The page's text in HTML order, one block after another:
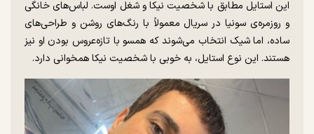
این استایل مطابق با شخصیت نیکا و شغل اوست. لباس‌های خانگی
و روزمره‌ی سونیا در سریال معمولاً با رنگ‌های روشن و طراحی‌های
ساده، اما شیک انتخاب می‌شوند که همسو با تازه‌عروس بودن او نیز
هستند. این نوع استایل، به خوبی با شخصیت نیکا همخوانی دارد.